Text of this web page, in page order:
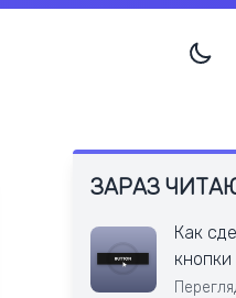
ЗАРАЗ
Как
кнопки